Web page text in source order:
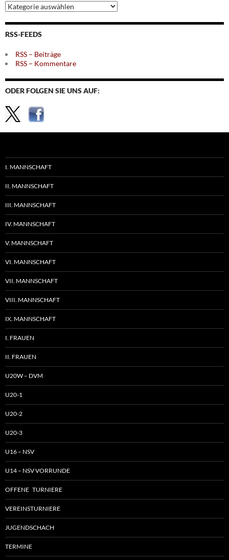
Archiv
nach
Themen
RSS-FEEDS
RSS – Beiträge
RSS – Kommentare
ODER FOLGEN SIE UNS AUF:
I. MANNSCHAFT
II. MANNSCHAFT
III. MANNSCHAFT
IV. MANNSCHAFT
V. MANNSCHAFT
VI. MANNSCHAFT
VII. MANNSCHAFT
VIII. MANNSCHAFT
IX. MANNSCHAFT
I. FRAUEN
II. FRAUEN
U20W – DVM
U20-1
U20-2
U20-3
U16 – NSV
U14 – NSV VORRUNDE
OFFENE TURNIERE
VEREINSTURNIERE
JUGENDSCHACH
TERMINE